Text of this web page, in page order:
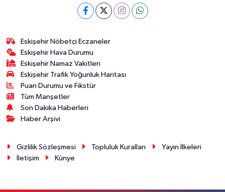
Eskişehir Nöbetçi Eczaneler
Eskişehir Hava Durumu
Eskişehir Namaz Vakitleri
Eskişehir Trafik Yoğunluk Haritası
Puan Durumu ve Fikstür
Tüm Manşetler
Son Dakika Haberleri
Haber Arşivi
Gizlilik Sözleşmesi Topluluk Kuralları
Yayın İlkeleri
İletişim
Künye